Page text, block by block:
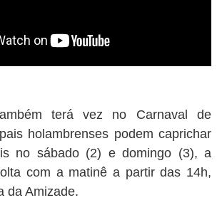
terá vez no Carnaval de
holambrenses podem caprichar
no sábado (2) e domingo (3), a
com a matinê a partir das 14h,
da Amizade.